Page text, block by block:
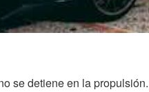
se detiene en la